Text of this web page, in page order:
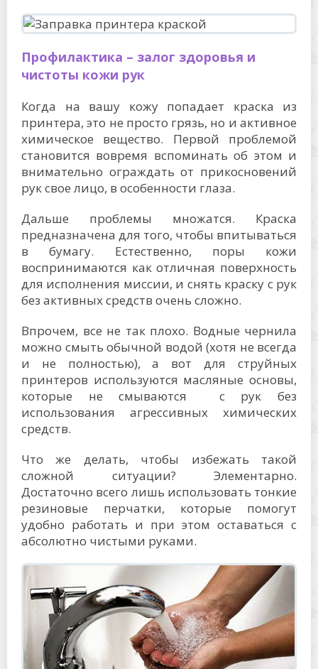
Профилактика – залог здоровья и
чистоты кожи рук
Когда на вашу кожу попадает краска из
принтера, это не просто грязь, но и активное
химическое вещество. Первой проблемой
становится вовремя вспоминать об этом и
внимательно ограждать от прикосновений
рук свое лицо, в особенности глаза.
Дальше проблемы множатся. Краска
предназначена для того, чтобы впитываться
в бумагу. Естественно, поры кожи
воспринимаются как отличная поверхность
для исполнения миссии, и снять краску с рук
без активных средств очень сложно.
Впрочем, все не так плохо. Водные чернила
можно смыть обычной водой (хотя не всегда
и не полностью), а вот для струйных
принтеров используются масляные основы,
которые не смываются с рук без
использования агрессивных химических
средств.
Что же делать, чтобы избежать такой
сложной ситуации? Элементарно.
Достаточно всего лишь использовать тонкие
резиновые перчатки, которые помогут
удобно работать и при этом оставаться с
абсолютно чистыми руками.